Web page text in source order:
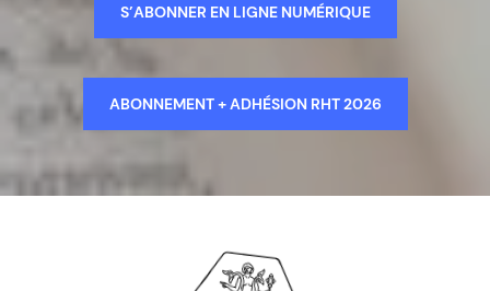
S’ABONNER EN LIGNE NUMÉRIQUE
ABONNEMENT + ADHÉSION RHT 2026